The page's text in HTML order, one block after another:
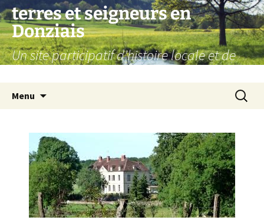
Aller
au
contenu
terres et seigneurs en
Donziais
Un site participatif d'histoire locale et de
Menu